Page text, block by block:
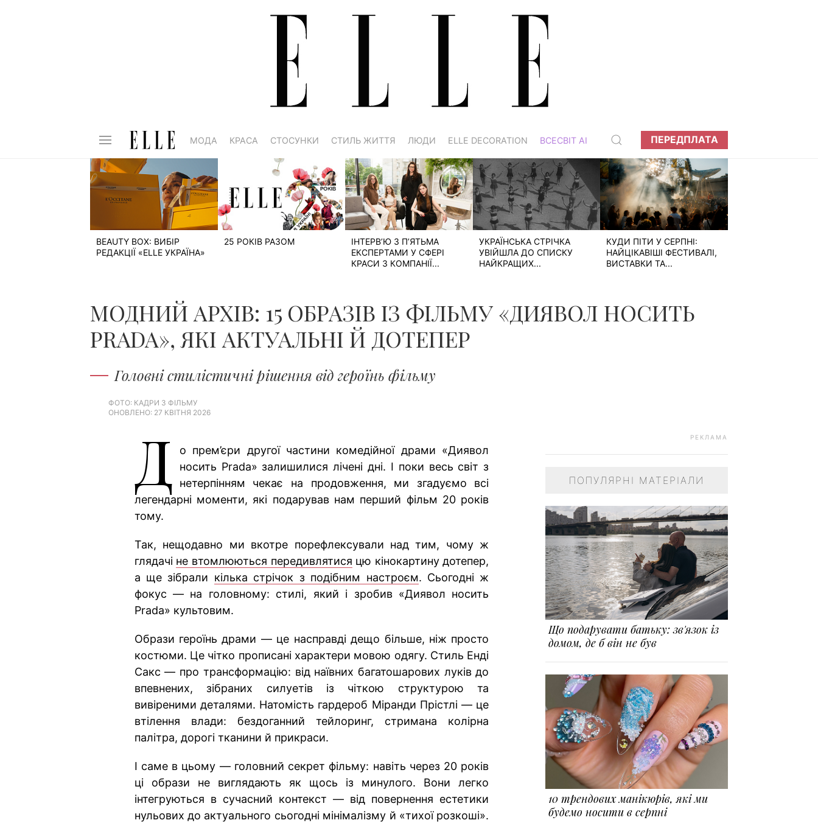
МОДА КРАСА СТОСУНКИ СТИЛЬ ЖИТТЯ ЛЮДИ ELLE DECORATION ВСЕСВІТ АІ ПЕРЕДПЛАТА
BEAUTY BOX: ВИБІР
РЕДАКЦІЇ «ELLE УКРАЇНА»
25 РОКІВ РАЗОМ
ІНТЕРВ’Ю З П’ЯТЬМА
ЕКСПЕРТАМИ У СФЕРІ
КРАСИ З КОМПАНІЇ...
УКРАЇНСЬКА СТРІЧКА
УВІЙШЛА ДО СПИСКУ
НАЙКРАЩИХ...
КУДИ ПІТИ У СЕРПНІ:
НАЙЦІКАВІШІ ФЕСТИВАЛІ,
ВИСТАВКИ ТА...
МОДНИЙ АРХІВ: 15 ОБРАЗІВ ІЗ ФІЛЬМУ «ДИЯВОЛ НОСИТЬ
PRADA», ЯКІ АКТУАЛЬНІ Й ДОТЕПЕР
Головні стилістичні рішення від героїнь фільму
ФОТО: КАДРИ З ФІЛЬМУ
ОНОВЛЕНО: 27 КВІТНЯ 2026
Д
о прем’єри другої частини комедійної драми «Диявол
носить Prada» залишилися лічені дні. І поки весь світ з
нетерпінням чекає на продовження, ми згадуємо всі
легендарні моменти, які подарував нам перший фільм 20 років
тому.
Так, нещодавно ми вкотре порефлексували над тим, чому ж
глядачі не втомлюються передивлятися цю кінокартину дотепер,
а ще зібрали кілька стрічок з подібним настроєм. Сьогодні ж
фокус — на головному: стилі, який і зробив «Диявол носить
Prada» культовим.
Образи героїнь драми — це насправді дещо більше, ніж просто
костюми. Це чітко прописані характери мовою одягу. Стиль Енді
Сакс — про трансформацію: від наївних багатошарових луків до
впевнених, зібраних силуетів із чіткою структурою та
вивіреними деталями. Натомість гардероб Міранди Прістлі — це
втілення влади: бездоганний тейлоринг, стримана колірна
палітра, дорогі тканини й прикраси.
І саме в цьому — головний секрет фільму: навіть через 20 років
ці образи не виглядають як щось із минулого. Вони легко
інтегруються в сучасний контекст — від повернення естетики
нульових до актуального сьогодні мінімалізму й «тихої розкоші».
РЕКЛАМА
ПОПУЛЯРНІ МАТЕРІАЛИ
Що подарувати батьку: зв'язок із
домом, де б він не був
10 трендових манікюрів, які ми
будемо носити в серпні